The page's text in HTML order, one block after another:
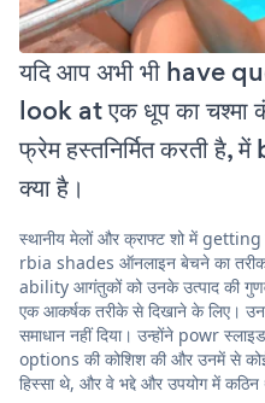
यदि आप अभी भी have
look at एक धूप का चश्मा
फ्रेम हस्तनिर्मित करती
क्या है।
स्थानीय मेलों और क्राफ्ट शो में
rbia shades ऑनलाइन बेचने का
ability आगंतुकों को उनके उत्पाद की
एक आकर्षक तरीके से दिखाने के लिए।
समाधान नहीं दिया। उन्होंने powr
options की कोशिश की और उनमें से
हिस्सा थे, और वे भद्दे और उपयोग में कठिन